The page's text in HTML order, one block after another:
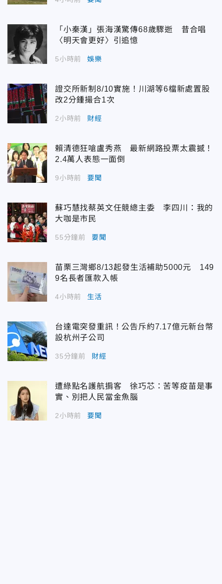
「小秦漢」張海漢驚傳68歲驟逝 昔合唱
〈明天會更好〉引追憶
5小時前 娛樂
證交所新制8/10實施！川湖等6檔新處置股
改2分鍾撮合1次
2小時前 財經
賴清德狂嗆盧秀燕 最新網路投票太震撼！
2.4萬人表態一面倒
9小時前 要聞
蘇巧慧找蔡英文任競總主委 李四川：我的
大咖是市民
55分鐘前 要聞
苗栗三灣鄉8/13起發生活補助5000元 149
9名長者匯款入帳
4小時前 生活
台達電突發重訊！公告斥約7.17億元新台幣
設杭州子公司
35分鐘前 財經
遭綠點名護航掮客 徐巧芯：苦等疫苗是事
實、別把人民當金魚腦
2小時前 要聞